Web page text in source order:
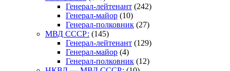
Генерал-лейтенант (242)
Генерал-майор (10)
Генерал-полковник (27)
МВД СССР: (145)
Генерал-лейтенант (129)
Генерал-майор (4)
Генерал-полковник (12)